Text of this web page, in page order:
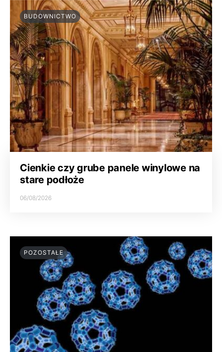
BUDOWNICTWO
Cienkie czy grube panele winylowe na
stare podłoże
06/08/2026
POZOSTAŁE